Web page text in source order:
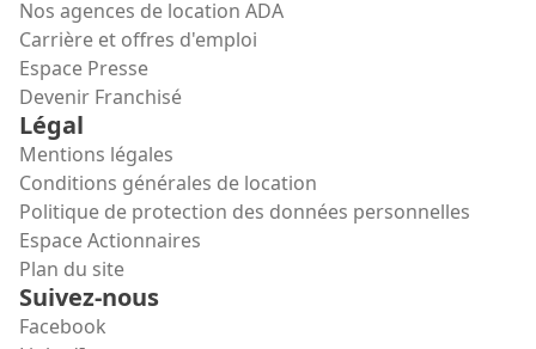
Nos agences de location ADA
Carrière et offres d'emploi
Espace Presse
Devenir Franchisé
Légal
Mentions légales
Conditions générales de location
Politique de protection des données personnelles
Espace Actionnaires
Plan du site
Suivez-nous
Facebook